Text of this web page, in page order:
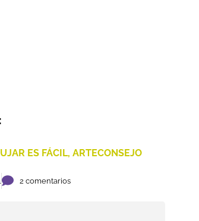
ES FÁCIL, ARTECONSEJO
2 comentarios